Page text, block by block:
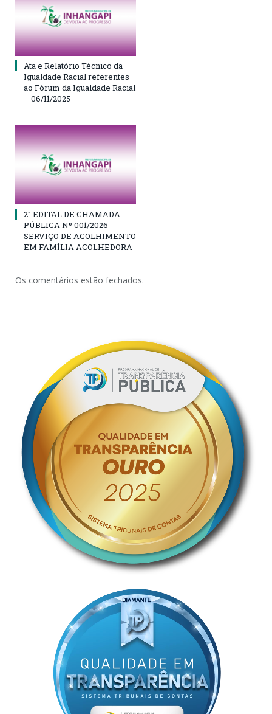
Ata e Relatório Técnico da
Igualdade Racial referentes
ao Fórum da Igualdade Racial
– 06/11/2025
2° EDITAL DE CHAMADA
PÚBLICA Nº 001/2026
SERVIÇO DE ACOLHIMENTO
EM FAMÍLIA ACOLHEDORA
Os comentários estão fechados.